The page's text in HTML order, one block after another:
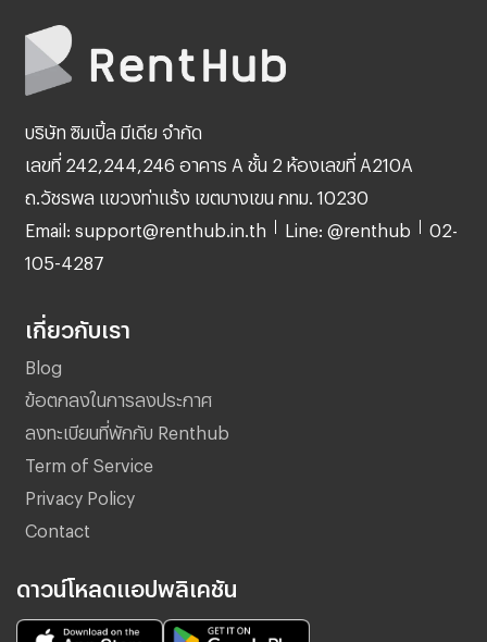
บริษัท ซิมเปิ้ล มีเดีย จำกัด
เลขที่ 242,244,246 อาคาร A ชั้น 2 ห้องเลขที่ A210A
ถ.วัชรพล แขวงท่าแร้ง เขตบางเขน กทม. 10230
Email: support@renthub.in.th Line: @renthub 02-
105-4287
เกี่ยวกับเรา
Blog
ข้อตกลงในการลงประกาศ
ลงทะเบียนที่พักกับ Renthub
Term of Service
Privacy Policy
Contact
ดาวน์โหลดแอปพลิเคชัน